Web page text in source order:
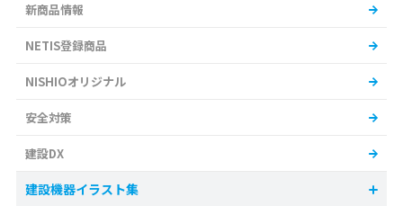
新商品情報
NETIS登録商品
NISHIOオリジナル
安全対策
建設DX
建設機器イラスト集